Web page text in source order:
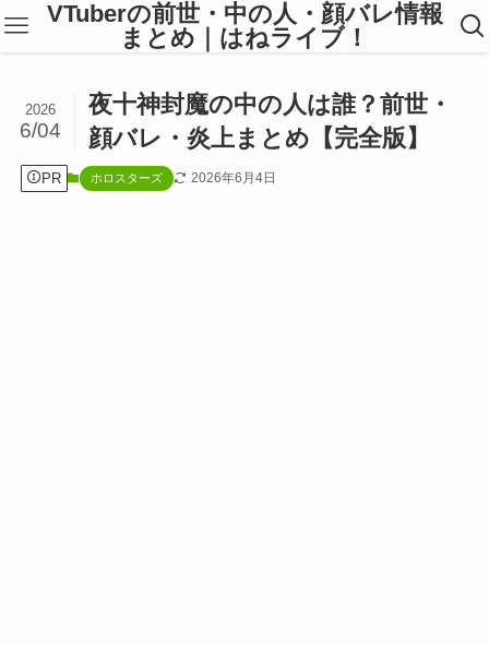
VTuberの前世・中の人・顔バレ情報
まとめ｜はねライブ！
夜十神封魔の中の人は誰？前世・
顔バレ・炎上まとめ【完全版】
2026
6/04
PR ホロスターズ 2026年6月4日